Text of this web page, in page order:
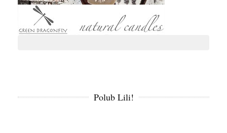
Polub Lili!